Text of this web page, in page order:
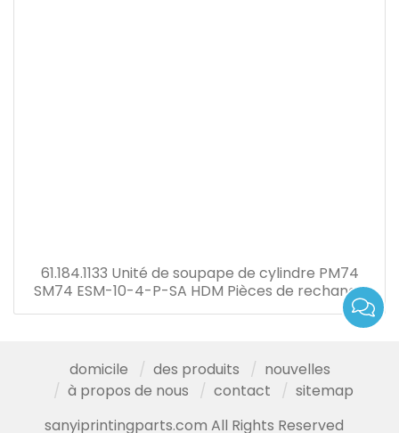
61.184.1133 Unité de soupape de cylindre PM74
SM74 ESM-10-4-P-SA HDM Pièces de rechange
pour machines d'impression offset pour
domicile des produits
nouvelles
à propos de nous
contact
sitemap
sanyiprintingparts.com All Rights Reserved